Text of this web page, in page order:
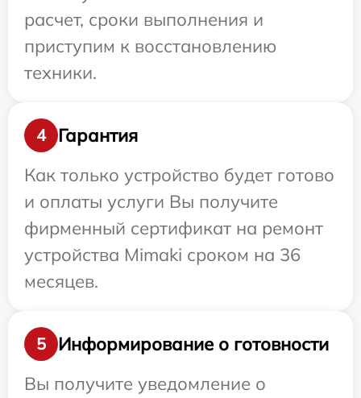
расчет, сроки выполнения и
приступим к восстановлению
техники.
4
Гарантия
Как только устройство будет готово
и оплаты услуги Вы получите
фирменный сертификат на ремонт
устройства Mimaki сроком на 36
месяцев.
5
Информирование о готовности
Вы получите уведомление о